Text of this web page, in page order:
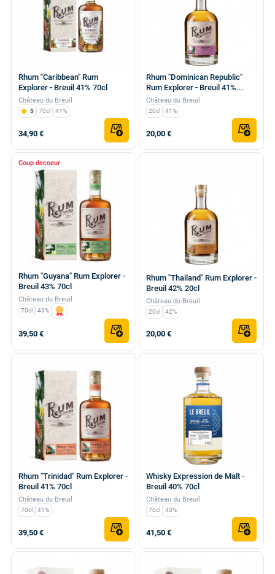
Rhum "Caribbean" Rum
Explorer - Breuil 41% 70cl
Château du Breuil
5 70cl 41%
34,90 €
Rhum "Dominican Republic"
Rum Explorer - Breuil 41%...
Château du Breuil
20cl 41%
20,00 €
Coup de
Rhum "Guyana" Rum Explorer -
Breuil 43% 70cl
Château du Breuil
70cl 43%
39,50 €
Rhum "Thailand" Rum Explorer -
Breuil 42% 20cl
Château du Breuil
20cl 42%
20,00 €
Rhum "Trinidad" Rum Explorer -
Breuil 41% 70cl
Château du Breuil
70cl 41%
39,50 €
Whisky Expression de Malt -
Breuil 40% 70cl
Château du Breuil
70cl 40%
41,50 €